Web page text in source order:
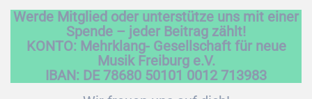
Werde Mitglied oder unterstütze uns mit einer
Spende – jeder Beitrag zählt!
KONTO: Mehrklang- Gesellschaft für neue
Musik Freiburg e.V.
IBAN: DE 78680 50101 0012 713983